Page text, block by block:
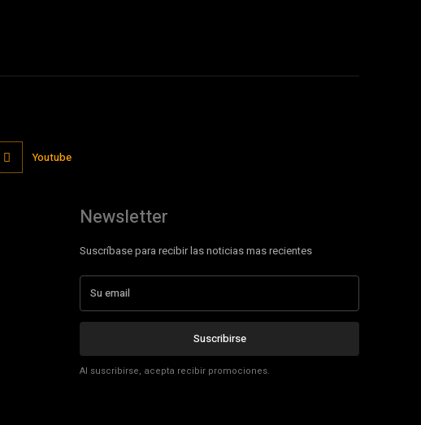
Youtube
Newsletter
Suscríbase para recibir las noticias mas recientes
Suscribirse
Al suscribirse, acepta recibir promociones.